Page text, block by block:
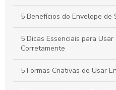
proteção do seu patrimônio
5 Benefícios do Envelope de
5 Dicas Essenciais para
Corretamente
5 Formas Criativas de Usar